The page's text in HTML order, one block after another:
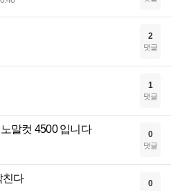
2
댓글
1
댓글
말컷 4500 입니다 0
댓글
친다 0